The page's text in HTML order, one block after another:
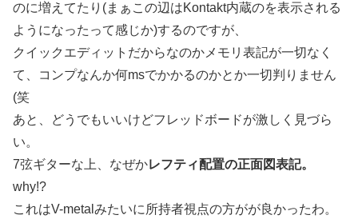
のに増えてたり(まぁこの辺はKontakt内蔵のを表示される
ようになったって感じか)するのですが、
クイックエディットだからなのかメモリ表記が一切なく
て、コンプなんか何msでかかるのかとか一切判りません
(笑
あと、どうでもいいけどフレッドボードが激しく見づら
い。
7弦ギターな上、なぜかレフティ配置の正面図表記。
why!?
これはV-metalみたいに所持者視点の方がが良かったわ。